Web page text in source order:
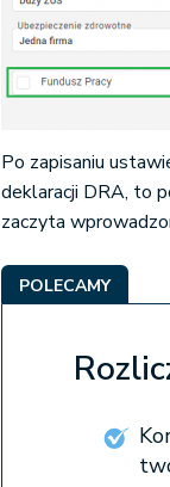
Po zapisaniu
deklaracji DRA, to
zaczyta
POLECAMY